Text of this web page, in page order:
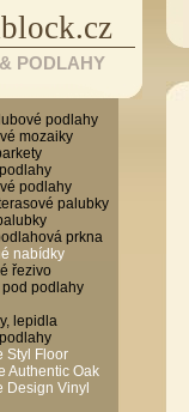
PODLAHY
podlahy
mozaiky
podlahy
palubky
prkna
nabídky
řezivo
pod podlahy
lepidla
Styl Floor
Authentic Oak
Design Vinyl